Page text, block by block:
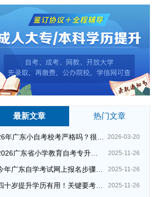
最新文章 热门文章
26年广东小自考校考严格吗？很简单吗？ 2026-03-20
2026广东省小学教育自考专升本考试科目（+指引） 2025-11-26
今年广东自学考试网上报名步骤（全） 2025-11-26
四十岁提升学历有用！关键要考哪种？这种最快最实用！ 2025-11-26
问题，还有更多如何选择自考专业相关信息供大家参考。